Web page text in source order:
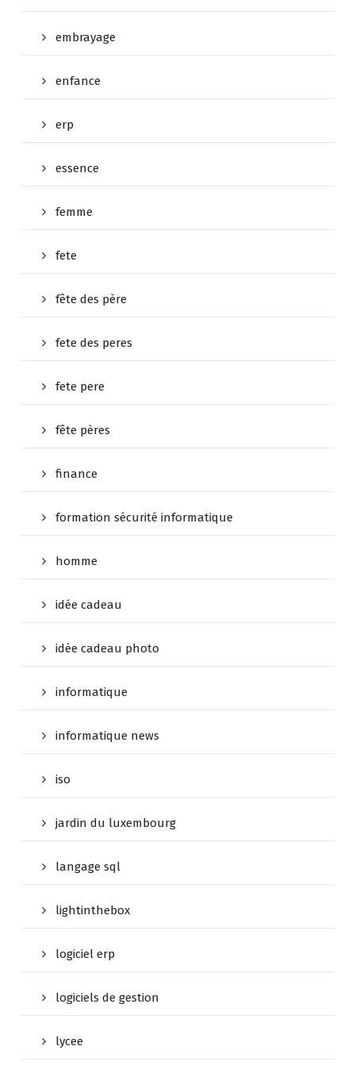
embrayage
enfance
erp
essence
femme
fete
fête des père
fete des peres
fete pere
fête pères
finance
formation sécurité informatique
homme
idée cadeau
idée cadeau photo
informatique
informatique news
iso
jardin du luxembourg
langage sql
lightinthebox
logiciel erp
logiciels de gestion
lycee